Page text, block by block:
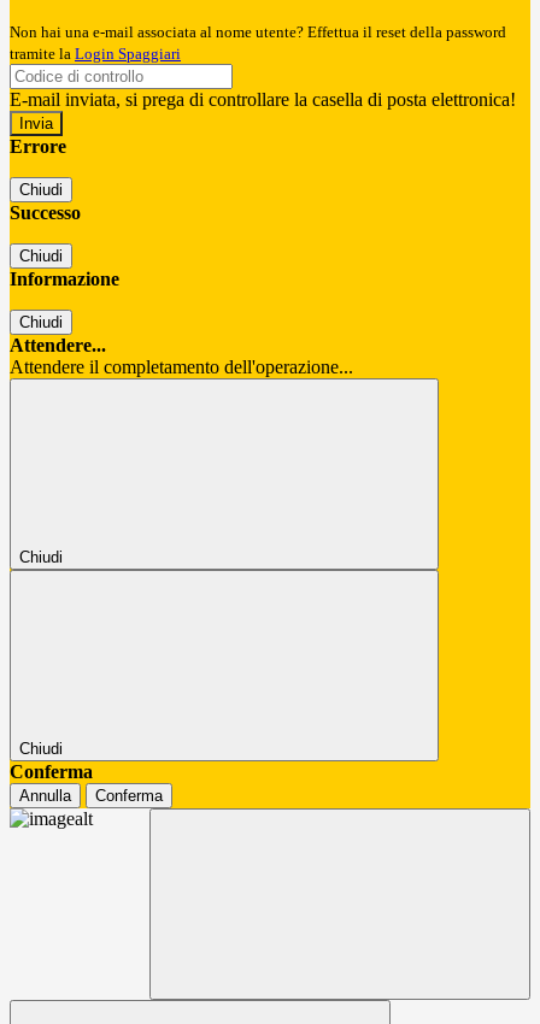
Non hai una e-mail associata al nome utente? Effettua il reset della password
tramite la Login Spaggiari
E-mail inviata, si prega di controllare la casella di posta elettronica!
Errore
Chiudi
Successo
Chiudi
Informazione
Chiudi
Attendere...
Attendere il completamento dell'operazione...
Chiudi
Chiudi
Conferma
Annulla Conferma